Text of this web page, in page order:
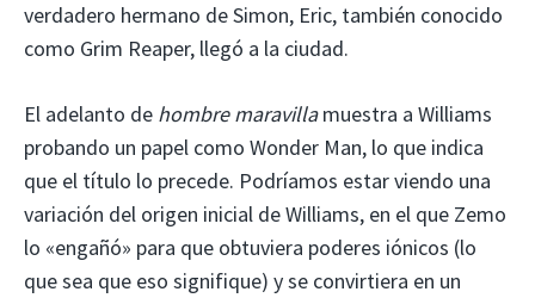
verdadero hermano de Simon, Eric, también conocido
como Grim Reaper, llegó a la ciudad.
El adelanto de hombre maravillamuestra a Williams
probando un papel como Wonder Man, lo que indica
que el título lo precede. Podríamos estar viendo una
variación del origen inicial de Williams, en el que Zemo
lo «engañó» para que obtuviera poderes iónicos (lo
que sea que eso signifique) y se convirtiera en un